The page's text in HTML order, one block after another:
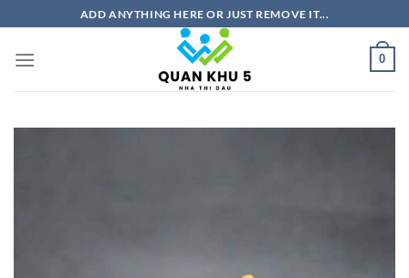
qua
nội
ADD ANYTHING HERE OR JUST REMOVE IT...
0